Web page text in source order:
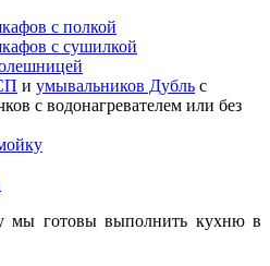
с полкой
с сушилкой
и умывальников Дубль с
с водонагревателем или без
мы готовы выполнить кухню в